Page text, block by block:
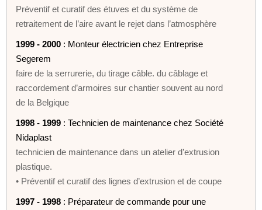
Préventif et curatif des étuves et du système de
retraitement de l’aire avant le rejet dans l’atmosphère
1999 - 2000 : Monteur électricien chez Entreprise
Segerem
faire de la serrurerie, du tirage câble. du câblage et
raccordement d’armoires sur chantier souvent au nord
de la Belgique
1998 - 1999 : Technicien de maintenance chez Société
Nidaplast
technicien de maintenance dans un atelier d’extrusion
plastique.
• Préventif et curatif des lignes d’extrusion et de coupe
1997 - 1998 : Préparateur de commande pour une